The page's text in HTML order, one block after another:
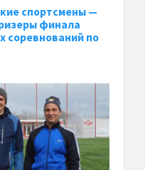
спортсмены —
финала
соревнований по